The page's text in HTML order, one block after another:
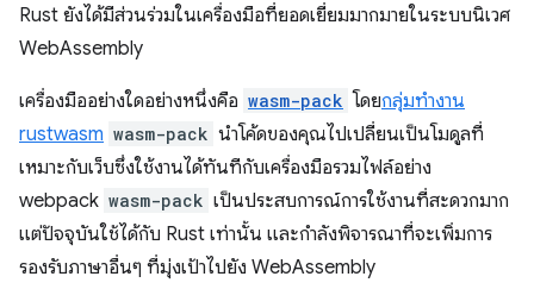
Rust ยังได้มีส่วนร่วมในเครื่องมือที่ยอดเยี่ยมมากมายในระบบนิเวศ
WebAssembly
เครื่องมืออย่างใดอย่างหนึ่งคือ wasm-pack โดยกลุ่มทำงาน
rustwasm wasm-pack นำโค้ดของคุณไปเปลี่ยนเป็นโมดูลที่
เหมาะกับเว็บซึ่งใช้งานได้ทันทีกับเครื่องมือรวมไฟล์อย่าง
webpack wasm-pack เป็นประสบการณ์การใช้งานที่สะดวกมาก
แต่ปัจจุบันใช้ได้กับ Rust เท่านั้น และกำลังพิจารณาที่จะเพิ่มการ
รองรับภาษาอื่นๆ ที่มุ่งเป้าไปยัง WebAssembly